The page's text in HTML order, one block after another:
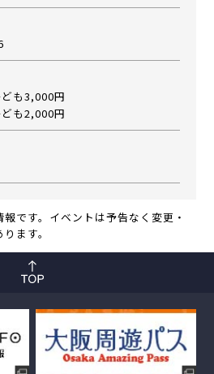
も3,000円
も2,000円
です。イベントは予告なく変更・
ます。